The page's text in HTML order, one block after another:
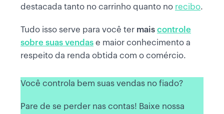
destacada tanto no carrinho quanto no recibo.
Tudo isso serve para você ter mais controle
sobre suas vendas e maior conhecimento a
respeito da renda obtida com o comércio.
Você controla bem suas vendas no fiado?
Pare de se perder nas contas! Baixe nossa